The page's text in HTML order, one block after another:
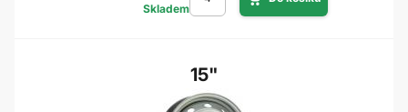
Skladem
15"